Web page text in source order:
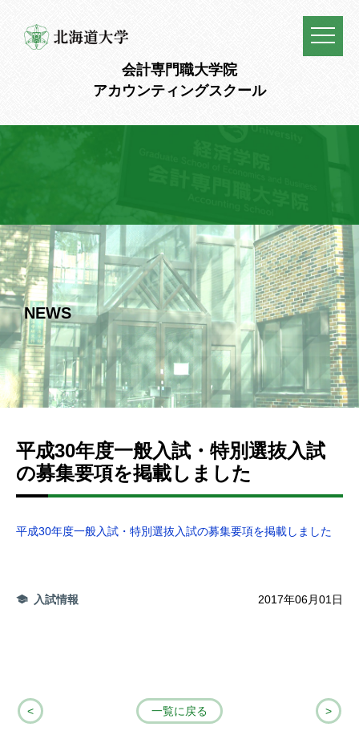
会計専門職大学院
アカウンティングスクール
NEWS
平成30年度一般入試・特別選抜入試
の募集要項を掲載しました
平成30年度一般入試・特別選抜入試の募集要項を掲載しました
入試情報 2017年06月01日
< 一覧に戻る >